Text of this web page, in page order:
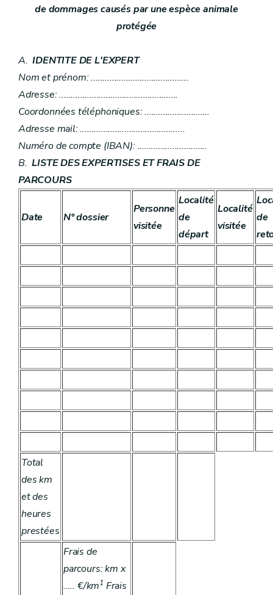
de dommages causés par une espèce animale
protégée
A.IDENTITE DE L'EXPERT
Nom et prénom: ..........................................
Adresse: ...................................................
Coordonnées téléphoniques: ............................
Adresse mail: .............................................
Numéro de compte (IBAN): ..............................
B.LISTE DES EXPERTISES ET FRAIS DE
PARCOURS
Date N° dossier
Personne
visitée
Localité
de
départ
Localité
visitée
de
Total
des km
et des
heures
prestées
Frais de
parcours: km x
..... €/km1 Frais